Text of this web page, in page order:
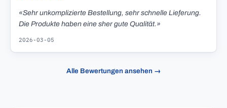
«Sehr unkomplizierte Bestellung, sehr schnelle Lieferung.
Die Produkte haben eine sher gute Qualität.»
2026-03-05
Alle Bewertungen ansehen →